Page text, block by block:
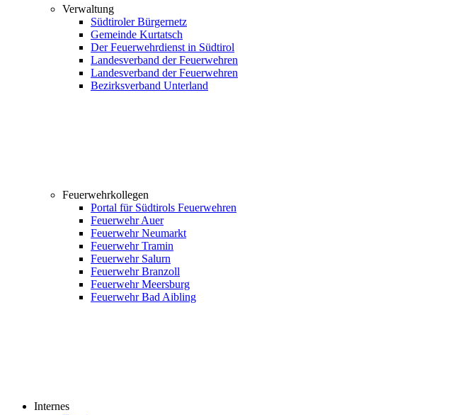
Verwaltung
Südtiroler Bürgernetz
Gemeinde Kurtatsch
Der Feuerwehrdienst in Südtirol
Landesverband der Feuerwehren
Landesverband der Feuerwehren
Bezirksverband Unterland
Feuerwehrkollegen
Portal für Südtirols Feuerwehren
Feuerwehr Auer
Feuerwehr Neumarkt
Feuerwehr Tramin
Feuerwehr Salurn
Feuerwehr Branzoll
Feuerwehr Meersburg
Feuerwehr Bad Aibling
Internes